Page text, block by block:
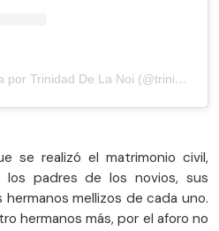
Una publicación compartida por Trinidad De La Noi (@trinidaddelanoi)
se realizó el matrimonio civil,
los padres de los novios, sus
mellizos de cada uno.
hermanos más, por el aforo no